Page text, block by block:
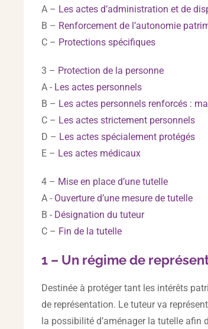
A – Les actes d’administration et de
B – Renforcement de l’autonomie
C – Protections spécifiques
3 – Protection de la personne
A - Les actes personnels
B – Les actes personnels renforcés :
C – Les actes strictement personnels
D – Les actes spécialement protégés
E – Les actes médicaux
4 – Mise en place d’une tutelle
A - Ouverture d’une mesure de tutelle
B - Désignation du tuteur
C – Fin de la tutelle
1 – Un régime de
Destinée à protéger tant les intérêts
de représentation. Le tuteur va
la possibilité d’aménager la tutelle